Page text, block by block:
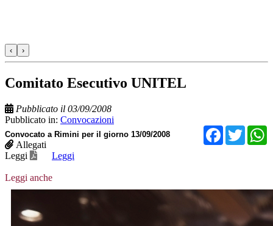
‹ ›
Comitato Esecutivo UNITEL
Pubblicato il 03/09/2008
Pubblicato in: Convocazioni
Convocato a Rimini per il giorno 13/09/2008
Allegati
Leggi
Leggi
Leggi anche